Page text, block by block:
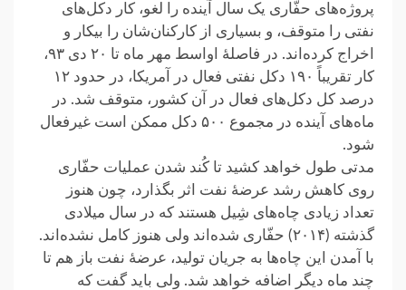
پروژه‌های حفّاری یک سال آینده را لغو، کار دکل‌های
نفتی را متوقف، و بسیاری از کارکنان‌شان را بیکار و
اخراج کرده‌اند. در فاصلهٔ اواسط مهر ماه تا ۲۰ دی ۹۳،
کار تقریباً ۱۹۰ دکل نفتی فعال در آمریکا، در حدود ۱۲
درصد کل دکل‌های فعال در آن کشور، متوقف شد. در
ماه‌های آینده در مجموع ۵۰۰ دکل ممکن است غیرفعال
شود.
مدتی طول خواهد کشید تا کُند شدن عملیات حفّاری
روی کاهش رشد عرضهٔ نفت اثر بگذارد، چون هنوز
تعداد زیادی چاه‌های شِیل هستند که در سال میلادی
گذشته (۲۰۱۴) حفّاری شده‌اند ولی هنوز کامل نشده‌اند.
با آمدن این چاه‌ها به جریان تولید، عرضهٔ نفت باز هم تا
چند ماه دیگر اضافه خواهد شد. ولی باید گفت که